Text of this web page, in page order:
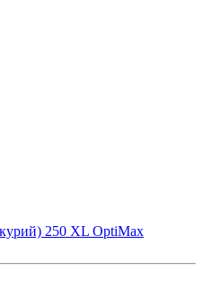
250 XL OptiMax